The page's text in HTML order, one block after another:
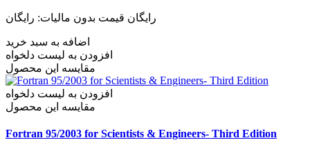
رایگان قیمت بدون مالیات: رایگان
اضافه به سبد خرید
افزودن به لیست دلخواه
مقایسه این محصول
افزودن به لیست دلخواه
مقایسه این محصول
Fortran 95/2003 for Scientists & Engineers- Third Edition